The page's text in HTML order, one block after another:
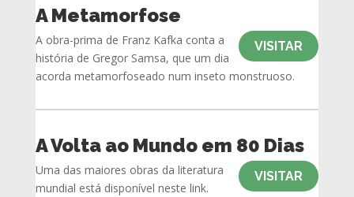
A Metamorfose
VISITAR
A obra-prima de Franz Kafka conta a
história de Gregor Samsa, que um dia
acorda metamorfoseado num inseto monstruoso.
A Volta ao Mundo em 80 Dias
VISITAR
Uma das maiores obras da literatura
mundial está disponível neste link.